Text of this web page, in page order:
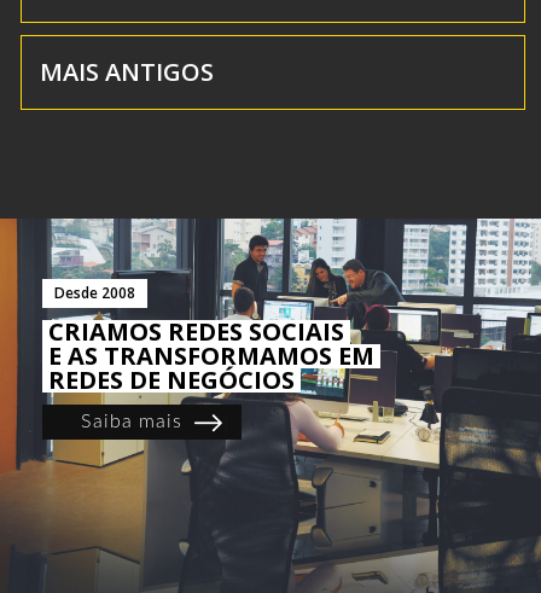
MAIS ANTIGOS
Desde 2008
CRIAMOS REDES SOCIAIS
E AS TRANSFORMAMOS EM
REDES DE NEGÓCIOS
Saiba mais